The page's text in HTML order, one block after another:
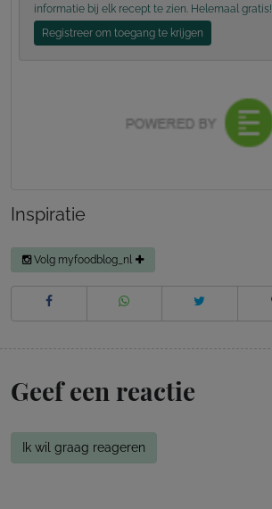
informatie bij elk recept te zien. Helemaal gratis!
Registreer om toegang te krijgen
Inspiratie
Volg myfoodblog_nl
Geef een reactie
Ik wil graag reageren